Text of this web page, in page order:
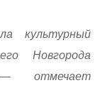
культурный
Новгорода
отмечает